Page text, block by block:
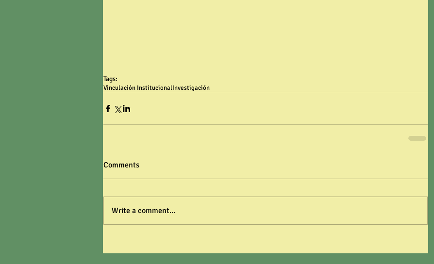
Tags:
Vinculación InstitucionalInvestigación
Comments
Write a comment...